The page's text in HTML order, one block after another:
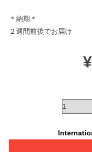
＊納期＊
２週間前後でお届け